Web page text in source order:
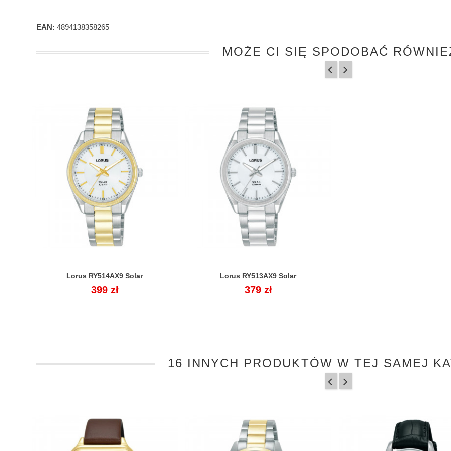
EAN: 4894138358265
MOŻE CI SIĘ SPODOBAĆ
Lorus RY514AX9 Solar
Cena
399 zł
 Lorus RY513AX9 Solar
Cena
379 zł

16 INNYCH PRODUKTÓW W TEJ SAMEJ